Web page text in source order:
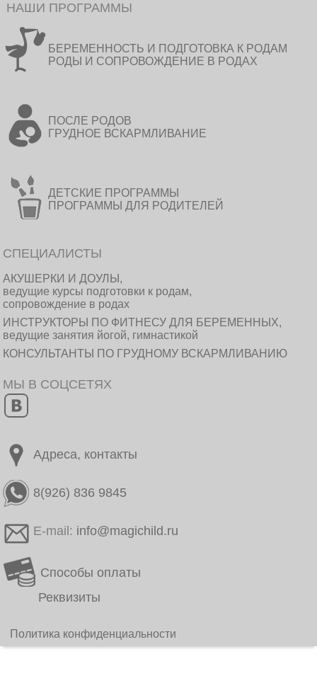
НАШИ ПРОГРАММЫ
БЕРЕМЕННОСТЬ И ПОДГОТОВКА К РОДАМ
РОДЫ И СОПРОВОЖДЕНИЕ В РОДАХ
ПОСЛЕ РОДОВ
ГРУДНОЕ ВСКАРМЛИВАНИЕ
ДЕТСКИЕ ПРОГРАММЫ
ПРОГРАММЫ ДЛЯ РОДИТЕЛЕЙ
СПЕЦИАЛИСТЫ
АКУШЕРКИ И ДОУЛЫ,
ведущие курсы подготовки к родам,
сопровождение в родах
ИНСТРУКТОРЫ ПО ФИТНЕСУ ДЛЯ БЕРЕМЕННЫХ,
ведущие занятия йогой, гимнастикой
КОНСУЛЬТАНТЫ ПО ГРУДНОМУ ВСКАРМЛИВАНИЮ
МЫ В СОЦСЕТЯХ
Адреса, контакты
8(926) 836 9845
E-mail: info@magichild.ru
Способы оплаты
Реквизиты
Политика конфиденциальности